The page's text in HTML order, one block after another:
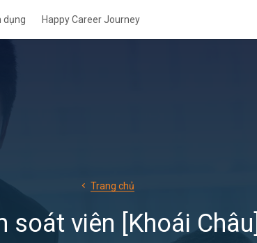
dụng Happy Career Journey
Trang chủ
soát viên [Khoái Châu]